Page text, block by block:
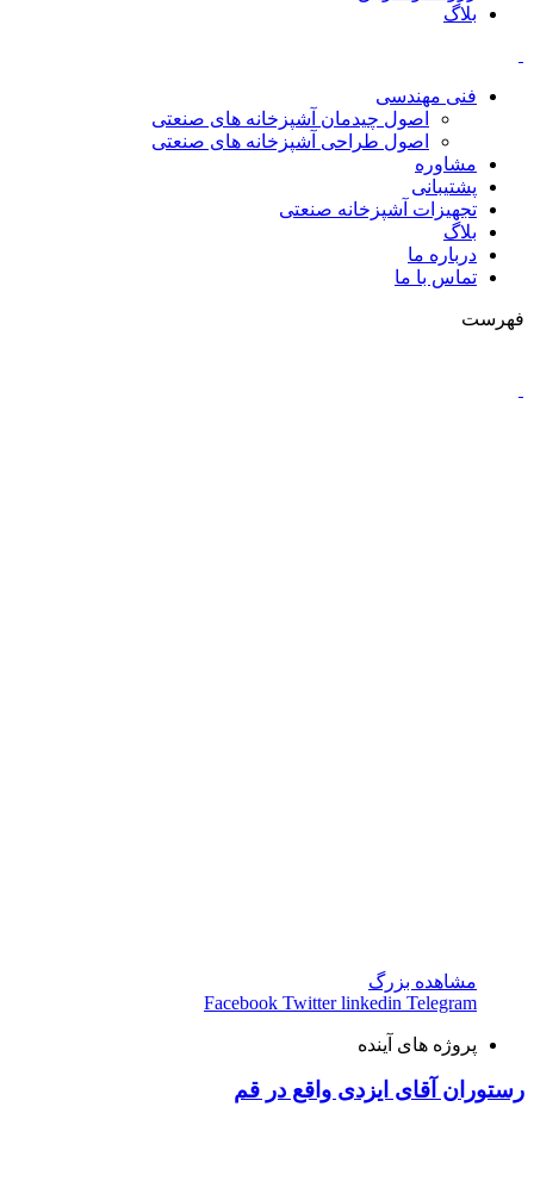
بلاگ
فنی مهندسی
اصول چیدمان آشپزخانه های صنعتی
اصول طراحی آشپزخانه های صنعتی
مشاوره
پشتیبانی
تجهیزات آشپزخانه صنعتی
بلاگ
درباره ما
تماس با ما
فهرست
مشاهده بزرگ
Facebook Twitter linkedin Telegram
پروژه های آینده
رستوران آقای ایزدی واقع در قم